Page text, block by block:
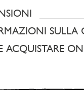
SULLA
ACQUISTARE